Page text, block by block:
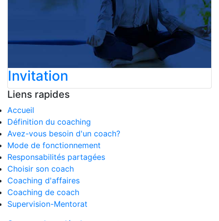
Invitation
Liens rapides
Accueil
Définition du coaching
Avez-vous besoin d'un coach?
Mode de fonctionnement
Responsabilités partagées
Choisir son coach
Coaching d'affaires
Coaching de coach
Supervision-Mentorat